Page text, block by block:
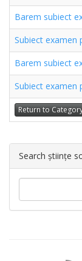
Barem subiect
Subiect examen
Barem subiect
Subiect examen
Return to
Search științe